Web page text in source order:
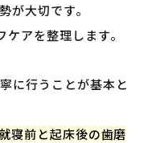
が大切です。
アを整理します。
に行うことが基本と
寝前と起床後の歯磨